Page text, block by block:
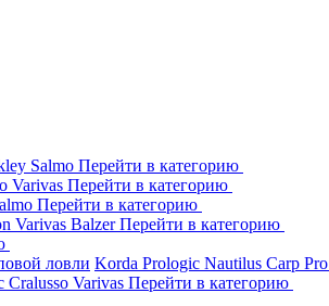
Salmo Перейти в категорию
Varivas Перейти в категорию
Перейти в категорию
Varivas BalzerПерейти в категорию
ловли Korda Prologic Nautilus Carp Pro
Cralusso Varivas Перейти в категорию